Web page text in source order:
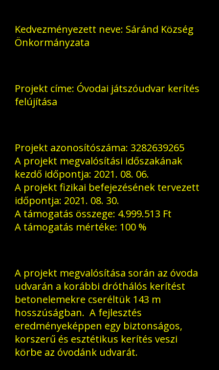
Kedvezményezett neve: Sáránd Község
Önkormányzata
Projekt címe: Óvodai játszóudvar kerítés
felújítása
Projekt azonosítószáma: 3282639265
A projekt megvalósítási időszakának
kezdő időpontja: 2021. 08. 06.
A projekt fizikai befejezésének tervezett
időpontja: 2021. 08. 30.
A támogatás összege: 4.999.513 Ft
A támogatás mértéke: 100 %
A projekt megvalósítása során az óvoda
udvarán a korábbi dróthálós kerítést
betonelemekre cseréltük 143 m
hosszúságban. A fejlesztés
eredményeképpen egy biztonságos,
korszerű és esztétikus kerítés veszi
körbe az óvodánk udvarát.